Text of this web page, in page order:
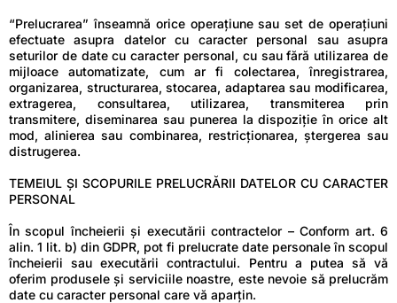
“Prelucrarea” înseamnă orice operațiune sau set de operațiuni
efectuate asupra datelor cu caracter personal sau asupra
seturilor de date cu caracter personal, cu sau fără utilizarea de
mijloace automatizate, cum ar fi colectarea, înregistrarea,
organizarea, structurarea, stocarea, adaptarea sau modificarea,
extragerea, consultarea, utilizarea, transmiterea prin
transmitere, diseminarea sau punerea la dispoziție în orice alt
mod, alinierea sau combinarea, restricționarea, ștergerea sau
distrugerea.
TEMEIUL ȘI SCOPURILE PRELUCRĂRII DATELOR CU CARACTER
PERSONAL
În scopul încheierii și executării contractelor – Conform art. 6
alin. 1 lit. b) din GDPR, pot fi prelucrate date personale în scopul
încheierii sau executării contractului. Pentru a putea să vă
oferim produsele și serviciile noastre, este nevoie să prelucrăm
date cu caracter personal care vă aparțin.